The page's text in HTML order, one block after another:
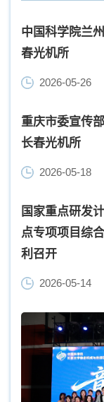
中国科学院兰
春光机所
2026-05-26
重庆市委宣传
长春光机所
2026-05-18
国家重点研发
点专项项目综
利召开
2026-05-14